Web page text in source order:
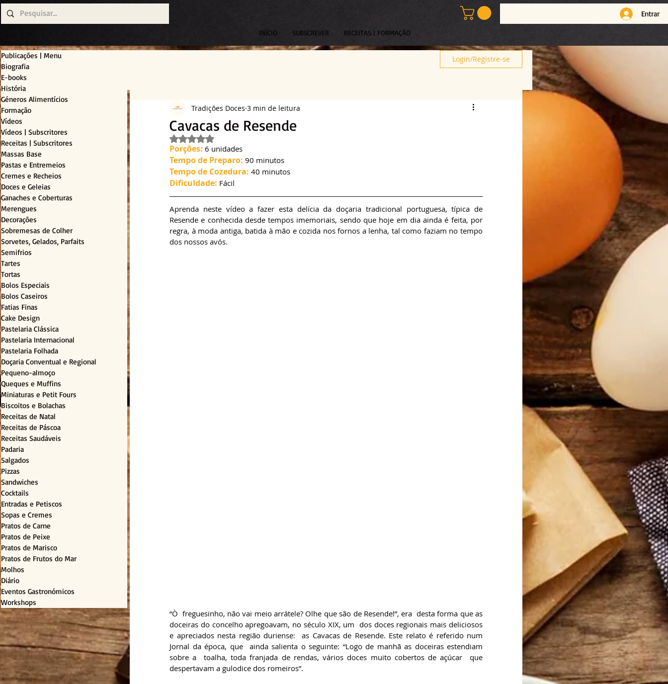
Entrar
INÍCIO SUBSCREVER RECEITAS | FORMAÇÃO
Publicações | Menu
Biografia
E-books
História
Géneros Alimentícios
Formação
Vídeos
Vídeos | Subscritores
Receitas | Subscritores
Massas Base
Pastas e Entremeios
Cremes e Recheios
Doces e Geleias
Ganaches e Coberturas
Merengues
Decorações
Sobremesas de Colher
Sorvetes, Gelados, Parfaits
Semifrios
Tartes
Tortas
Bolos Especiais
Bolos Caseiros
Fatias Finas
Cake Design
Pastelaria Clássica
Pastelaria Internacional
Pastelaria Folhada
Doçaria Conventual e Regional
Pequeno-almoço
Queques e Muffins
Miniaturas e Petit Fours
Biscoitos e Bolachas
Receitas de Natal
Receitas de Páscoa
Receitas Saudáveis
Padaria
Salgados
Pizzas
Sandwiches
Cocktails
Entradas e Petiscos
Sopas e Cremes
Pratos de Carne
Pratos de Peixe
Pratos de Marisco
Pratos de Frutos do Mar
Molhos
Diário
Eventos Gastronómicos
Workshops
Login/Registre-se
Cavacas de Resende
Tradições Doces 3 min de leitura
Avaliado com NaN de 5 estrelas.
Porções: 6 unidades
Tempo de Preparo: 90 minutos
Tempo de Cozedura: 40 minutos
Dificuldade: Fácil
Aprenda neste vídeo a fazer esta delícia da doçaria tradicional portuguesa, típica de
Resende e conhecida desde tempos imemoriais, sendo que hoje em dia ainda é feita, por
regra, à moda antiga, batida à mão e cozida nos fornos a lenha, tal como faziam no tempo
dos nossos avós.
“Ò  freguesinho, não vai meio arrátele? Olhe que são de Resende!”, era  desta forma que as
doceiras do concelho apregoavam, no século XIX, um  dos doces regionais mais deliciosos
e apreciados nesta região duriense:  as Cavacas de Resende. Este relato é referido num
Jornal da época, que  ainda salienta o seguinte: “Logo de manhã as doceiras estendiam
sobre a  toalha, toda franjada de rendas, vários doces muito cobertos de açúcar  que
despertavam a gulodice dos romeiros”.